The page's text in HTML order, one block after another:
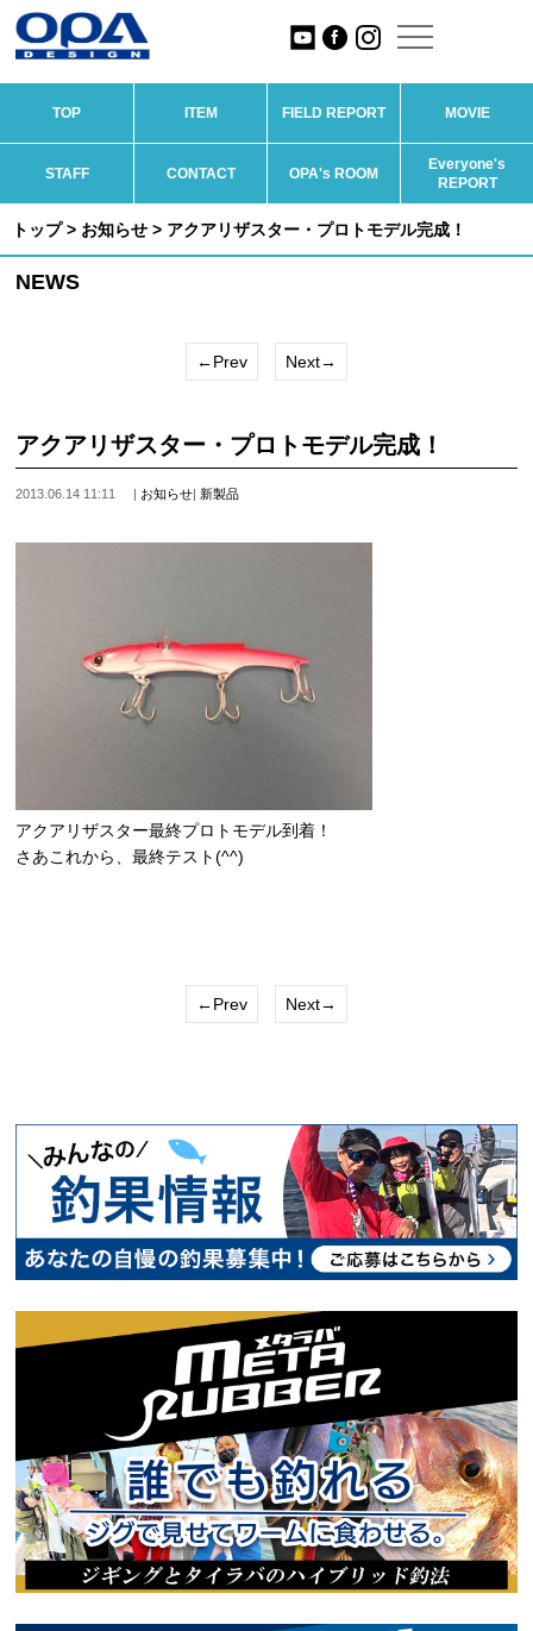
TOP ITEM FIELD REPORT MOVIE
STAFF CONTACT OPA's ROOM
Everyone's
REPORT
トップ> お知らせ > アクアリザスター・プロトモデル完成！
NEWS
←Prev Next→
アクアリザスター・プロトモデル完成！
2013.06.14 11:11 | お知らせ| 新製品
アクアリザスター最終プロトモデル到着！
さあこれから、最終テスト(^^)
←Prev Next→